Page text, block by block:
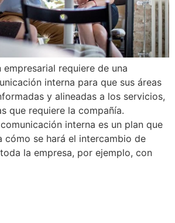
requiere de una
interna para que sus áreas
y alineadas a los servicios,
que requiere la compañía.
interna es un plan que
cómo se hará el intercambio de
la empresa, por ejemplo, con